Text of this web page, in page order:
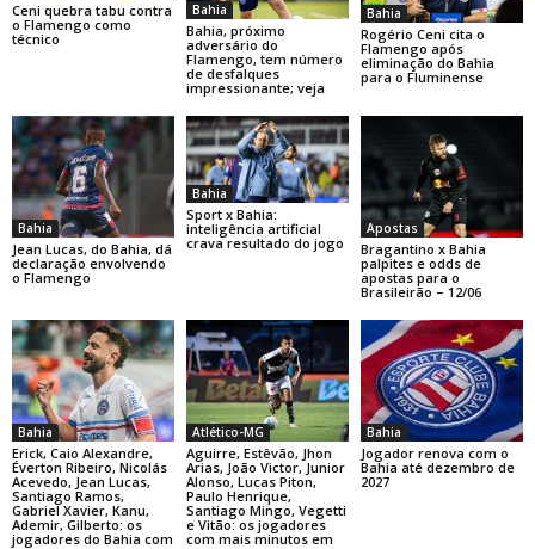
Ceni quebra tabu contra
o Flamengo como
técnico
Bahia
Bahia, próximo
adversário do
Flamengo, tem número
de desfalques
impressionante; veja
Bahia
Rogério Ceni cita o
Flamengo após
eliminação do Bahia
para o Fluminense
Bahia
Jean Lucas, do Bahia, dá
declaração envolvendo
o Flamengo
Bahia
Sport x Bahia:
inteligência artificial
crava resultado do jogo
Apostas
Bragantino x Bahia
palpites e odds de
apostas para o
Brasileirão – 12/06
Bahia
Erick, Caio Alexandre,
Éverton Ribeiro, Nicolás
Acevedo, Jean Lucas,
Santiago Ramos,
Gabriel Xavier, Kanu,
Ademir, Gilberto: os
jogadores do Bahia com
Atlético-MG
Aguirre, Estêvão, Jhon
Arias, João Victor, Junior
Alonso, Lucas Piton,
Paulo Henrique,
Santiago Mingo, Vegetti
e Vitão: os jogadores
com mais minutos em
Bahia
Jogador renova com o
Bahia até dezembro de
2027